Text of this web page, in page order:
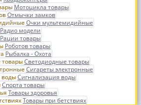
Мотоцикла товары
Отмычки замков
Очки мультемидийные
Радио модели
Рации товары
Роботов товары
Рыбалка - Охота
Светодиодные товары
Сигареты электронные
Сигнализация воды
Спорта товары
Товары здоровья
Товары при бетствиях